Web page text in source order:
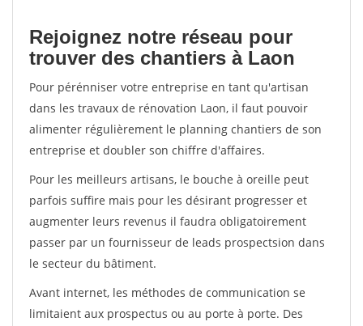
Rejoignez notre réseau pour
trouver des chantiers à Laon
Pour pérénniser votre entreprise en tant qu'artisan
dans les travaux de rénovation Laon, il faut pouvoir
alimenter régulièrement le planning chantiers de son
entreprise et doubler son chiffre d'affaires.
Pour les meilleurs artisans, le bouche à oreille peut
parfois suffire mais pour les désirant progresser et
augmenter leurs revenus il faudra obligatoirement
passer par un fournisseur de leads prospectsion dans
le secteur du bâtiment.
Avant internet, les méthodes de communication se
limitaient aux prospectus ou au porte à porte. Des